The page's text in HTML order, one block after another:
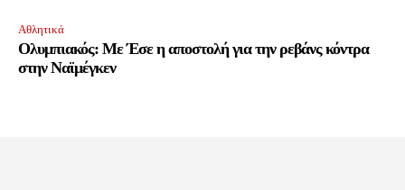
Αθλητικά
Ολυμπιακός: Με Έσε η αποστολή για την ρεβάνς κόντρα
στην Ναϊμέγκεν